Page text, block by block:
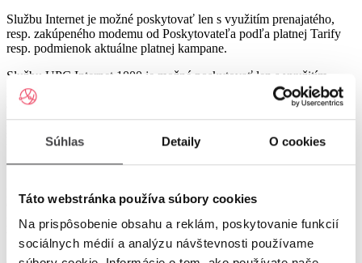
Súhlas Detaily O cookies
Táto webstránka používa súbory cookies
Na prispôsobenie obsahu a reklám, poskytovanie funkcií
sociálnych médií a analýzu návštevnosti používame
Službu Internet je možné poskytovať len s využitím prenajatého,
resp. zakúpeného modemu od Poskytovateľa podľa platnej Tarify
resp. podmienok aktuálne platnej kampane.
Službu UPC Internet 1000 je možné poskytovať len s využitím
prenajatého resp. zakúpeného modemu GIGA ConnectBox
alebo GIGA Connect Box 6 (podľa dostupnosti) od Poskytovateľa
podľa platnej Tarify resp. podmienok aktuálne platnej kampane (len
s odbornou inštaláciou), a to v lokalitách špecifikovaných v Tarife
UPC Internet.
poskytovať len s využitím prenajatého resp. zakúpeného modemu
GIGA Connect Box 6 od Poskytovateľa podľa platnej Tarify resp.
podmienok aktuálne platnej kampane (len s odbornou inštaláciou), a
to v lokalitách špecifikovaných v Tarife UPC Internet.